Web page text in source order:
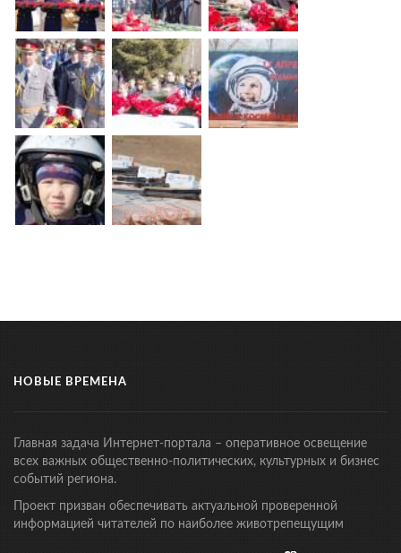
НОВЫЕ ВРЕМЕНА
Главная задача Интернет-портала – оперативное освещение
всех важных общественно-политических, культурных и бизнес
событий региона.
Проект призван обеспечивать актуальной проверенной
информацией читателей по наиболее животрепещущим